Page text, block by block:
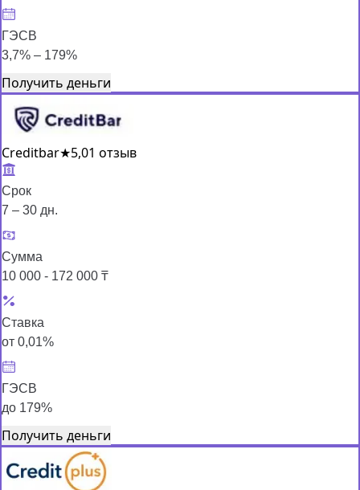
ГЭСВ
3,7% – 179%
Получить деньги
Creditbar★5,01 отзыв
Срок
7 – 30 дн.
Сумма
10 000 - 172 000 ₸
Ставка
от 0,01%
ГЭСВ
до 179%
Получить деньги